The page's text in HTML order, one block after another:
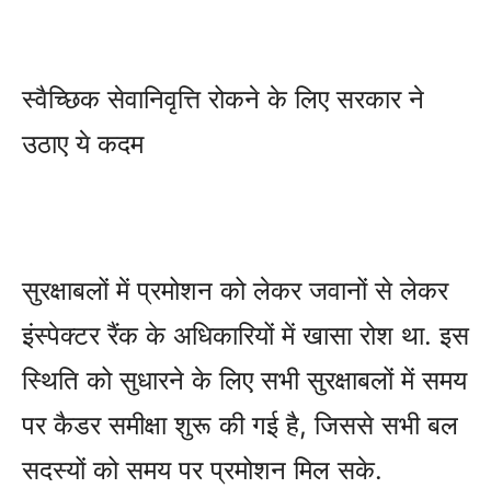
स्वैच्छिक सेवानिवृत्ति रोकने के लिए सरकार ने
उठाए ये कदम
सुरक्षाबलों में प्रमोशन को लेकर जवानों से लेकर
इंस्‍पेक्‍टर रैंक के अधिकारियों में खासा रोश था. इस
स्थिति को सुधारने के लिए सभी सुरक्षाबलों में समय
पर कैडर समीक्षा शुरू की गई है, जिससे सभी बल
सदस्‍यों को समय पर प्रमोशन मिल सके.